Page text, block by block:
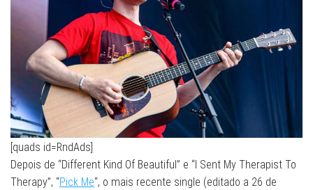
[quads id=RndAds]
Depois de “Different Kind Of Beautiful” e “I Sent My Therapist To
Therapy”, “Pick Me“, o mais recente single (editado a 26 de